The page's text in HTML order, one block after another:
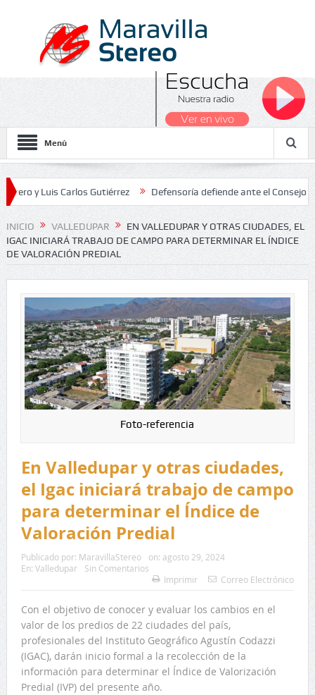
Menú
Carlos Gutiérrez Defensoría defiende ante el Consejo de
Nacionales 2026
INICIO VALLEDUPAR
EN VALLEDUPAR Y OTRAS CIUDADES, EL
IGAC INICIARÁ TRABAJO DE CAMPO PARA DETERMINAR EL ÍNDICE
DE VALORACIÓN PREDIAL
Foto-referencia
En Valledupar y otras ciudades,
el Igac iniciará trabajo de campo
para determinar el Índice de
Valoración Predial
Publicado por: MaravillaStereo on: agosto 29, 2024
En: Valledupar
Sin Comentarios
Imprimir
Correo Electrónico
Con el objetivo de conocer y evaluar los cambios en el
valor de los predios de 22 ciudades del país,
profesionales del Instituto Geográfico Agustín Codazzi
(IGAC), darán inicio formal a la recolección de la
información para determinar el Índice de Valorización
Predial (IVP) del presente año.